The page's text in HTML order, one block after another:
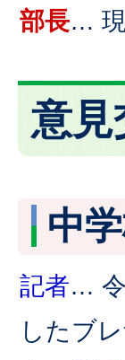
部長…
意見
中
記者…
したブ